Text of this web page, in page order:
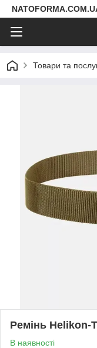
Товари та
Ремінь Helikon-
В наявності